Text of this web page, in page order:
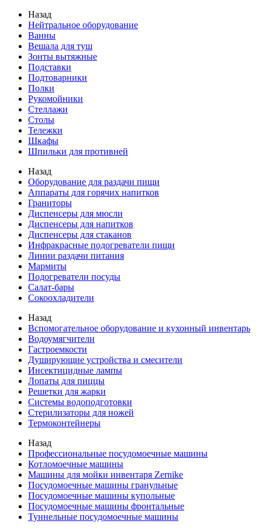
Назад
Нейтральное оборудование
Ванны
Вешала для туш
Зонты вытяжные
Подставки
Подтоварники
Полки
Рукомойники
Стеллажи
Столы
Тележки
Шкафы
Шпильки для противней
Назад
Оборудование для раздачи пищи
Аппараты для горячих напитков
Граниторы
Диспенсеры для мюсли
Диспенсеры для напитков
Диспенсеры для стаканов
Инфракрасные подогреватели пищи
Линии раздачи питания
Мармиты
Подогреватели посуды
Салат-бары
Сокоохладители
Назад
Вспомогательное оборудование и кухонный инвентарь
Водоумягчители
Гастроемкости
Душирующие устройства и смесители
Инсектицидные лампы
Лопаты для пиццы
Решетки для жарки
Системы водоподготовки
Стерилизаторы для ножей
Термоконтейнеры
Назад
Профессиональные посудомоечные машины
Котломоечные машины
Машины для мойки инвентаря Zernike
Посудомоечные машины гранульные
Посудомоечные машины купольные
Посудомоечные машины фронтальные
Туннельные посудомоечные машины